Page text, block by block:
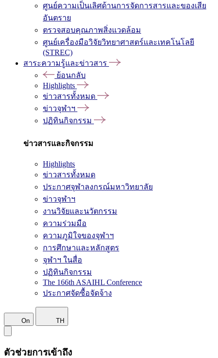
ศูนย์ความเป็นเลิศด้านการจัดการสารและของเสีย
อันตราย
ตรวจสอบคุณภาพสิ่งแวดล้อม
ศูนย์เครื่องมือวิจัยวิทยาศาสตร์และเทคโนโลยี
(STREC)
สาระความรู้และข่าวสาร
ย้อนกลับ
Highlights
ข่าวสารทั้งหมด
ข่าวจุฬาฯ
ปฏิทินกิจกรรม
ข่าวสารและกิจกรรม
Highlights
ข่าวสารทั้งหมด
ประกาศจุฬาลงกรณ์มหาวิทยาลัย
ข่าวจุฬาฯ
งานวิจัยและนวัตกรรม
ความร่วมมือ
ความภูมิใจของจุฬาฯ
การศึกษาและหลักสูตร
จุฬาฯ ในสื่อ
ปฏิทินกิจกรรม
The 166th ASAIHL Conference
ประกาศจัดซื้อจัดจ้าง
On TH
ตัวช่วยการเข้าถึง